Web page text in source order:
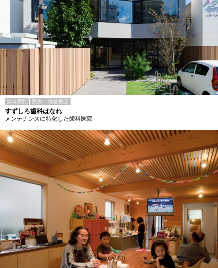
歯科医院 医療・福祉施設
すずしろ歯科はなれ
メンテナンスに特化した歯科医院